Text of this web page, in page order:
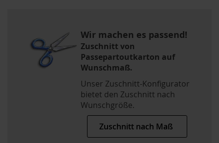
Wir machen es passend!
Zuschnitt von
Passepartoutkarton auf
Wunschmaß.
Unser Zuschnitt-Konfigurator
bietet den Zuschnitt nach
Wunschgröße.
Zuschnitt nach Maß